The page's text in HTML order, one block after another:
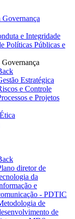
Governança
e Integridade
Políticas Públicas e
Governança
Estratégica
e Controle
e Projetos
diretor de
da
e
- PDTIC
de
de